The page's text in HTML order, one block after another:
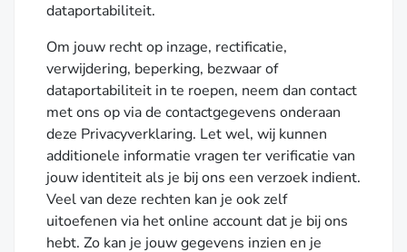
dataportabiliteit.
Om jouw recht op inzage, rectificatie,
verwijdering, beperking, bezwaar of
dataportabiliteit in te roepen, neem dan contact
met ons op via de contactgegevens onderaan
deze Privacyverklaring. Let wel, wij kunnen
additionele informatie vragen ter verificatie van
jouw identiteit als je bij ons een verzoek indient.
Veel van deze rechten kan je ook zelf
uitoefenen via het online account dat je bij ons
hebt. Zo kan je jouw gegevens inzien en je